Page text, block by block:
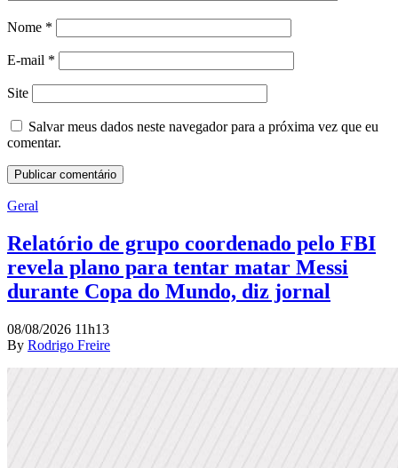
Nome *
E-mail *
Site
Salvar meus dados neste navegador para a próxima vez que eu
comentar.
Geral
Relatório de grupo coordenado pelo FBI
revela plano para tentar matar Messi
durante Copa do Mundo, diz jornal
08/08/2026 11h13
By Rodrigo Freire